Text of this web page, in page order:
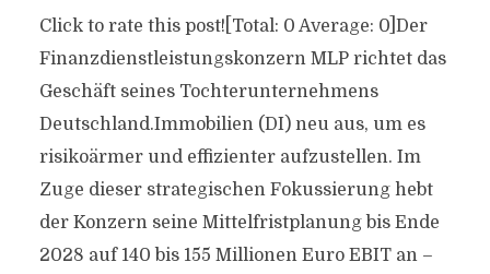
Click to rate this post![Total: 0 Average: 0]Der
Finanzdienstleistungskonzern MLP richtet das
Geschäft seines Tochterunternehmens
Deutschland.Immobilien (DI) neu aus, um es
risikoärmer und effizienter aufzustellen. Im
Zuge dieser strategischen Fokussierung hebt
der Konzern seine Mittelfristplanung bis Ende
2028 auf 140 bis 155 Millionen Euro EBIT an –